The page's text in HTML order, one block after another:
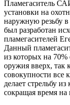
Пламегаситель
установки на
наружную резьбу
был разработан
пламегасителей
Данный
из которых на
оружия вверх, так
совокупности все
делает стрельбу
сокращая время